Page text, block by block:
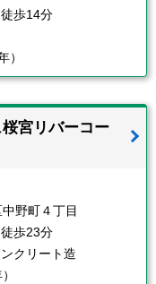
歩14分
）
宮リバーコー
野町４丁目
歩23分
クリート造